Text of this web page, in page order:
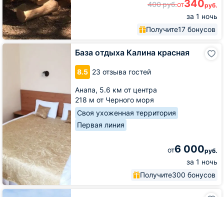
400руб.от340руб.
за 1 ночь
Получите17 бонусов
База отдыха Калина красная
8.5 23 отзыва гостей
Анапа, 5.6 км от центра
218 м от Черного моря
Своя ухоженная территория
Первая линия
от6 000руб.
за 1 ночь
Получите300 бонусов
База
Загородный